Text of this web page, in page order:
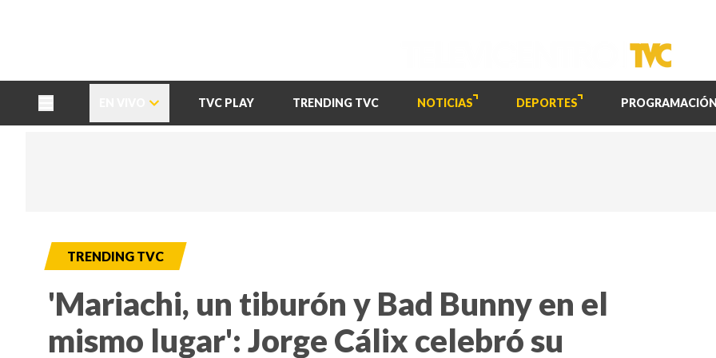
TVC PLAY TRENDING TVC NOTICIAS DEPORTES PROGRAMACIÓN
TRENDING TVC
'Mariachi, un tiburón y Bad Bunny en el
mismo lugar': Jorge Cálix celebró su